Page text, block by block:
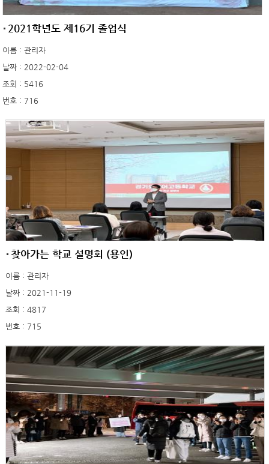
2021학년도 제16기 졸업식
이름 : 관리자
날짜 : 2022-02-04
조회 : 5416
번호 : 716
찾아가는 학교 설명회 (용인)
이름 : 관리자
날짜 : 2021-11-19
조회 : 4817
번호 : 715